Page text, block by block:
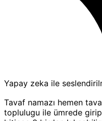
Yapay zeka ile
Tavaf namazı hemen
toplulugu ile ümrede